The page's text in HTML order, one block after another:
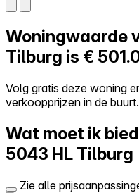
Zelf kopen
Alles-in-één
Reviews
Log in
Woningwaarde
Tilburg is €
Volg gratis deze woning
verkoopprijzen in de buurt.
Wat moet ik
5043 HL Tilburg
Zie alle